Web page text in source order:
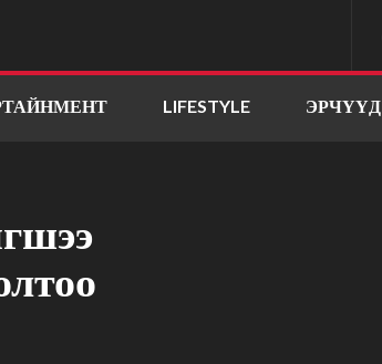
LIFESTYLE ЭРЧҮҮД